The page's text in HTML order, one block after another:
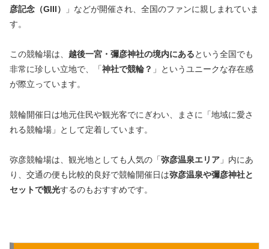
彦記念（GIII）
」などが開催され、全国のファンに親しまれていま
す。
この競輪場は、 越後一宮・彌彦神社の境内にあるという全国でも
非常に珍しい立地で、「神社で競輪？ 」というユニークな存在感
が際立っています。
競輪開催日は地元住民や観光客でにぎわい、まさに「地域に愛さ
れる競輪場」として定着しています。
弥彦競輪場は、観光地としても人気の「弥彦温泉エリア 」内にあ
り、交通の便も比較的良好で競輪開催日は弥彦温泉や彌彦神社と
セットで観光するのもおすすめです。